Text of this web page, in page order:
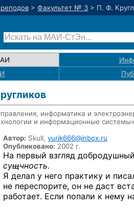
> Факультет № 3 > П. Ф.
информатика и
и информационные системы»
Автор: Skull, yurik666@inbox.ru
Опубликовано: 2002 г.
На первый взгляд
сущчность.
Я делал у него практику и
не переспорите, он не даст
работает. Если попали к нему